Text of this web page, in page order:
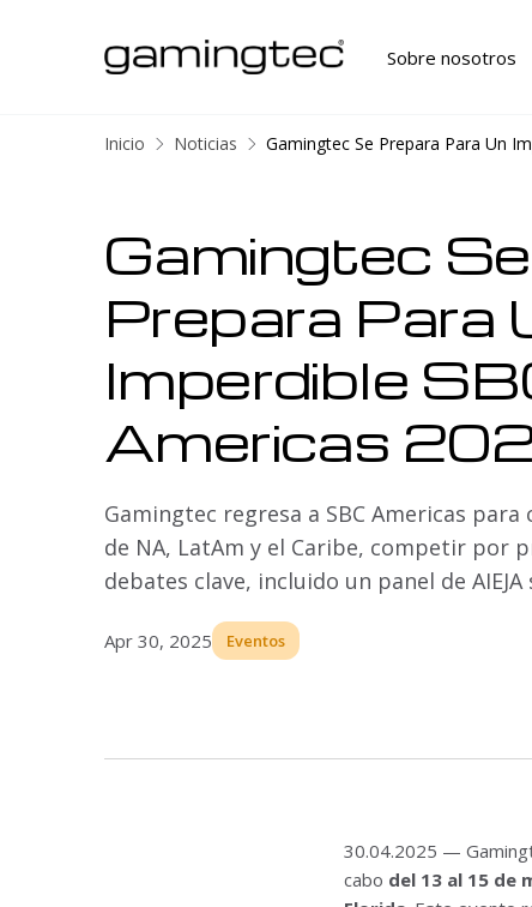
Sobre nosotros
Inicio Noticias Gamingtec Se Prepara Para Un
Gamingtec Se
Prepara Para
Imperdible
Americas
Gamingtec regresa a SBC Americas
de NA, LatAm y el Caribe, competir por
debates clave, incluido un panel de
Apr 30, 2025 Eventos
30.04.2025 —
cabo del 13 al 15 de